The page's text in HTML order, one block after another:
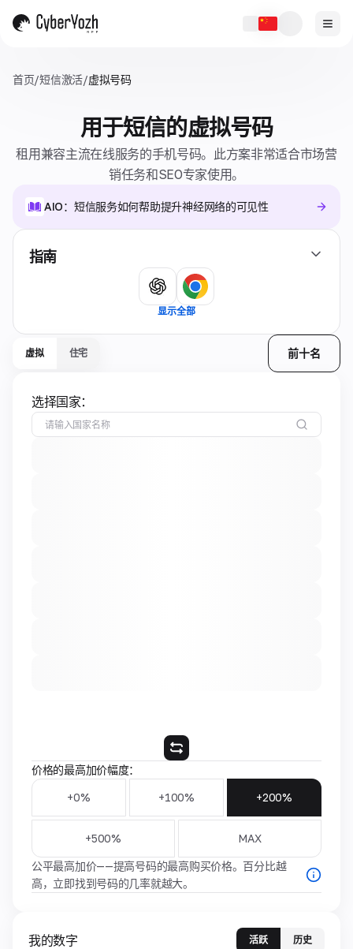
首页/短信激活/虚拟号码
用于短信的虚拟号码
租用兼容主流在线服务的手机号码。此方案非常适合市场营
销任务和SEO专家使用。
AIO：短信服务如何帮助提升神经网络的可见性
指南
显示全部
虚拟 住宅 前十名
选择国家：
价格的最高加价幅度：
+0% +100% +200%
+500% MAX
公平最高加价——提高号码的最高购买价格。百分比越
高，立即找到号码的几率就越大。
我的数字 活跃 历史